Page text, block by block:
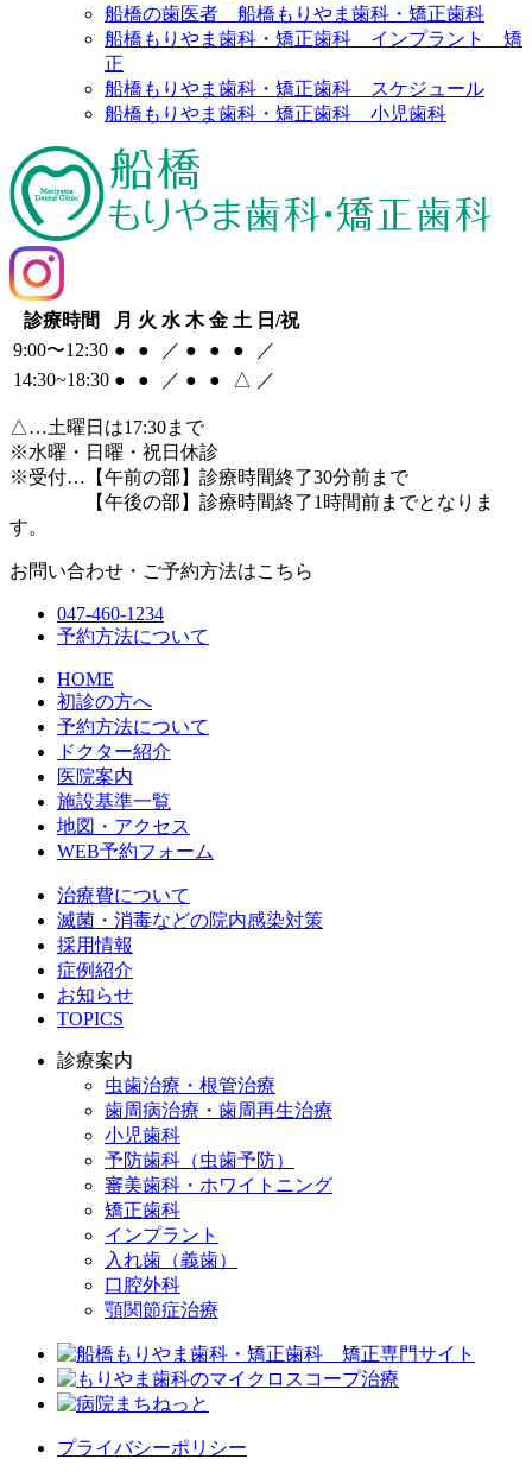
船橋の歯医者 船橋もりやま歯科・矯正歯科
船橋もりやま歯科・矯正歯科 インプラント 矯
正
船橋もりやま歯科・矯正歯科 スケジュール
船橋もりやま歯科・矯正歯科 小児歯科
診療時間 月 火 水 木 金 土 日/祝
9:00〜12:30 ● ● ／ ● ● ●
／
14:30~18:30 ● ● ／ ● ● △ ／
△…土曜日は17:30まで
※水曜・日曜・祝日休診
※受付…【午前の部】診療時間終了30分前まで
【午後の部】診療時間終了1時間前までとなりま
す。
お問い合わせ・ご予約方法はこちら
047-460-1234
予約方法について
HOME
初診の方へ
予約方法について
ドクター紹介
医院案内
施設基準一覧
地図・アクセス
WEB予約フォーム
治療費について
滅菌・消毒などの院内感染対策
採用情報
症例紹介
お知らせ
TOPICS
診療案内
虫歯治療・根管治療
歯周病治療・歯周再生治療
小児歯科
予防歯科（虫歯予防）
審美歯科・ホワイトニング
矯正歯科
インプラント
入れ歯（義歯）
口腔外科
顎関節症治療
プライバシーポリシー